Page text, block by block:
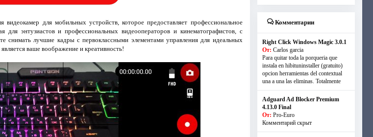
видеокамер для мобильных устройств, которое предоставляет профессиональное
для энтузиастов и профессиональных видеооператоров и кинематографистов, с
лучшие кадры с первоклассными элементами управления для идеальных
ваше воображение и креативность!
Комментарии
Right Click Windows Magic 3.0.1
От: Carlos garcia
Para quitar toda la porqueria que
instala en hibituninstaller (gratuito)
opcion herramientas del contextual
una a una las eliminas. Totalmente
Adguard Ad Blocker Premium
4.13.0 Final
От: Pro-Euro
Комментарий скрыт